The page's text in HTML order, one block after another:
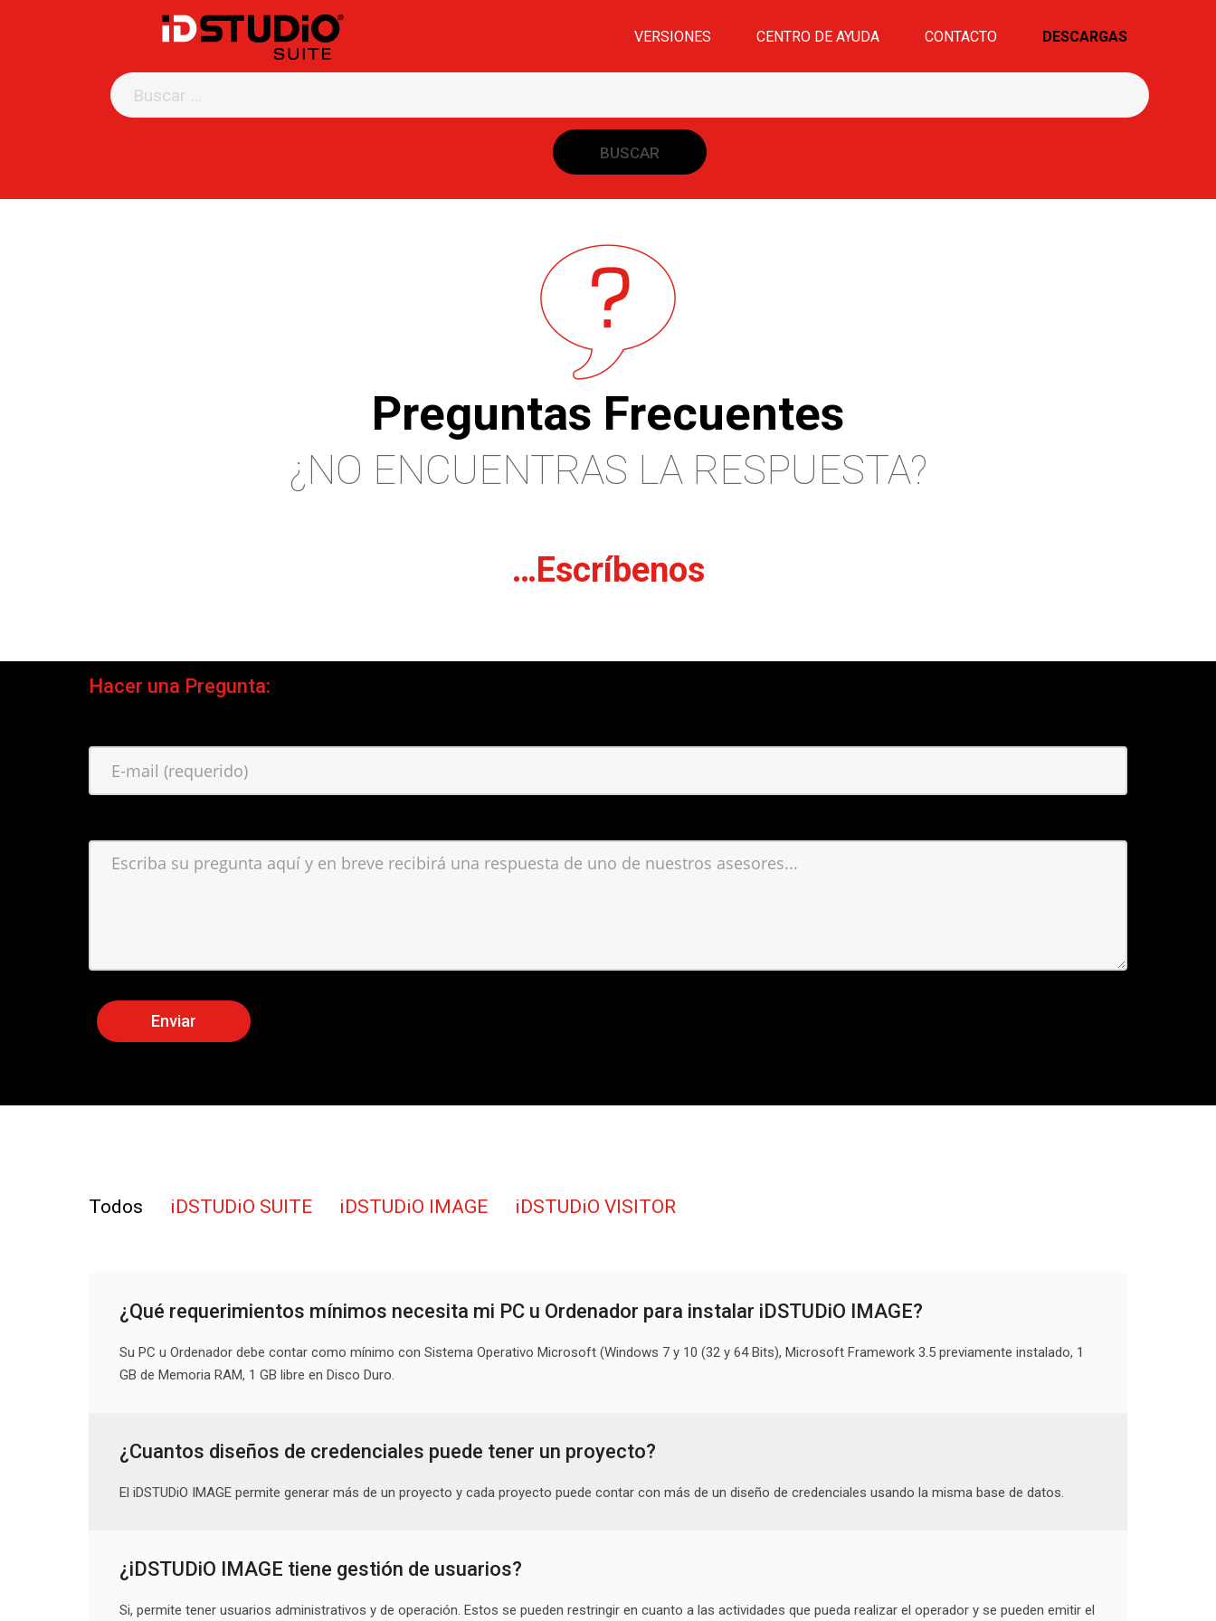
VERSIONES CENTRO DE AYUDA CONTACTO DESCARGAS
Preguntas Frecuentes
¿NO ENCUENTRAS LA RESPUESTA?
…Escríbenos
Hacer una Pregunta:
Todos iDSTUDiO SUITE iDSTUDiO IMAGE iDSTUDiO VISITOR
¿Qué requerimientos mínimos necesita mi PC u Ordenador para instalar iDSTUDiO IMAGE?
Su PC u Ordenador debe contar como mínimo con Sistema Operativo Microsoft (Windows 7 y 10 (32 y 64 Bits), Microsoft Framework 3.5 previamente instalado, 1
GB de Memoria RAM, 1 GB libre en Disco Duro.
¿Cuantos diseños de credenciales puede tener un proyecto?
El iDSTUDiO IMAGE permite generar más de un proyecto y cada proyecto puede contar con más de un diseño de credenciales usando la misma base de datos.
¿iDSTUDiO IMAGE tiene gestión de usuarios?
Si, permite tener usuarios administrativos y de operación. Estos se pueden restringir en cuanto a las actividades que pueda realizar el operador y se pueden emitir el